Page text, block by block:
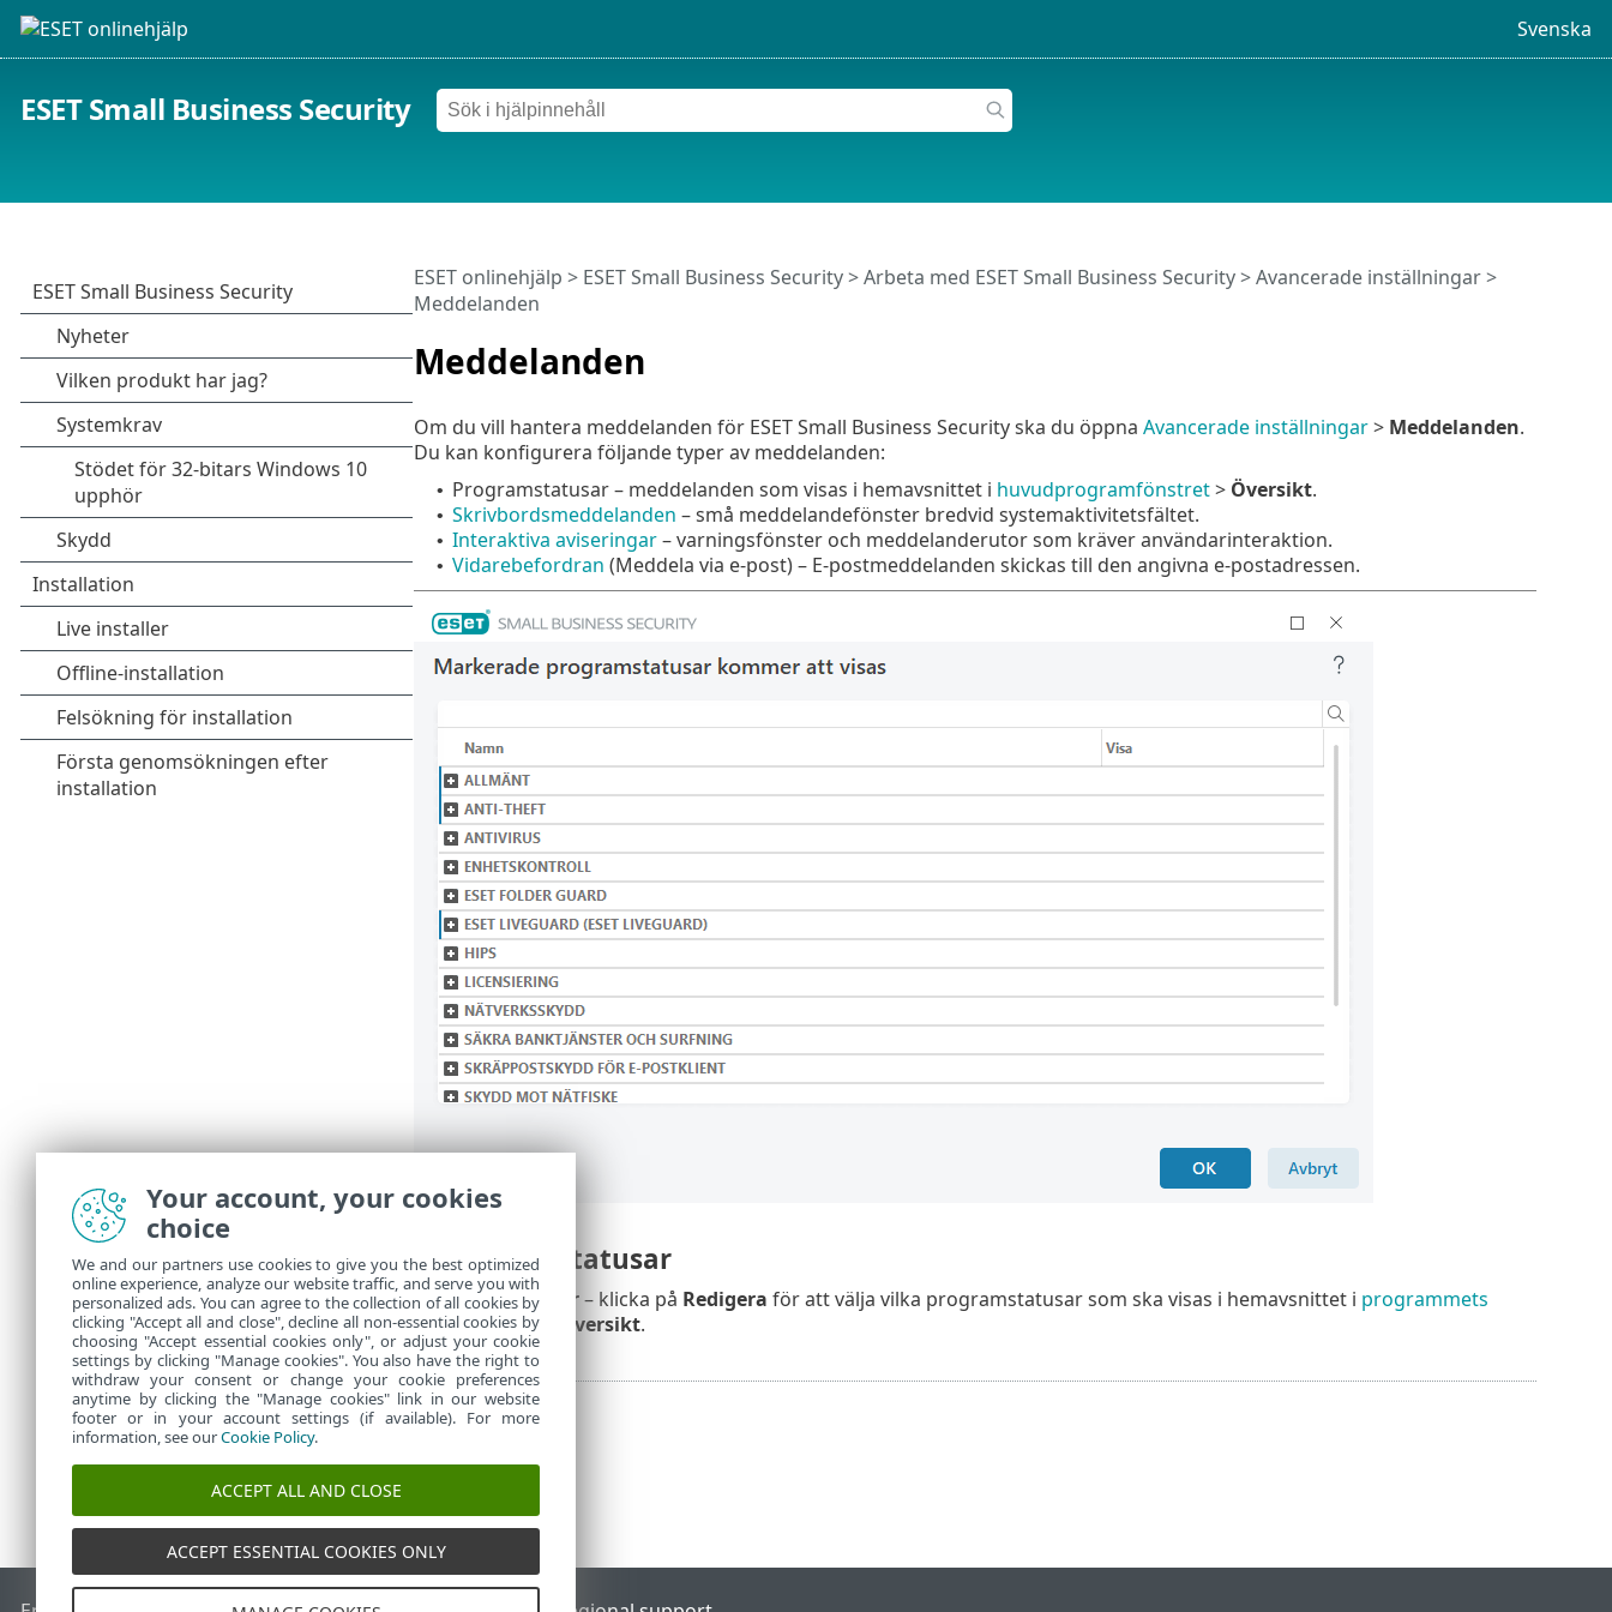
Svenska
ESET Small Business Security
Meddelanden
ESET onlinehjälp > ESET Small Business Security>Arbeta med ESET Small Business Security>Avancerade inställningar>
Meddelanden
Om du vill hantera meddelanden för ESET Small Business Security ska du öppna Avancerade inställningar> Meddelanden.
Du kan konfigurera följande typer av meddelanden:
• Programstatusar – meddelanden som visas i hemavsnittet i huvudprogramfönstret> Översikt.
• Skrivbordsmeddelanden – små meddelandefönster bredvid systemaktivitetsfältet.
• Interaktiva aviseringar– varningsfönster och meddelanderutor som kräver användarinteraktion.
• Vidarebefordran (Meddela via e-post) – E-postmeddelanden skickas till den angivna e-postadressen.
Programstatusar
Programstatusar– klicka på Redigera för att välja vilka programstatusar som ska visas i hemavsnittet i programmets
huvudfönster> Översikt.
Your account, your cookies
choice
We and our partners use cookies to give you the best optimized
online experience, analyze our website traffic, and serve you with
personalized ads. You can agree to the collection of all cookies by
clicking "Accept all and close", decline all non-essential cookies by
choosing "Accept essential cookies only", or adjust your cookie
settings by clicking "Manage cookies". You also have the right to
withdraw your consent or change your cookie preferences
anytime by clicking the "Manage cookies" link in our website
footer or in your account settings (if available). For more
information, see ourCookie Policy.
ACCEPT ALL AND CLOSE
ACCEPT ESSENTIAL COOKIES ONLY